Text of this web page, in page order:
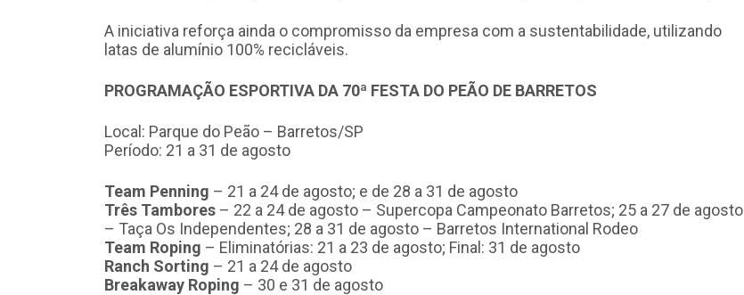
A iniciativa reforça ainda o compromisso da empresa com a sustentabilidade, utilizando
latas de alumínio 100% recicláveis.
PROGRAMAÇÃO ESPORTIVA DA 70ª FESTA DO PEÃO DE BARRETOS
Local: Parque do Peão – Barretos/SP
Período: 21 a 31 de agosto
Team Penning – 21 a 24 de agosto; e de 28 a 31 de agosto
Três Tambores – 22 a 24 de agosto – Supercopa Campeonato Barretos; 25 a 27 de agosto
– Taça Os Independentes; 28 a 31 de agosto – Barretos International Rodeo
Team Roping – Eliminatórias: 21 a 23 de agosto; Final: 31 de agosto
Ranch Sorting – 21 a 24 de agosto
Breakaway Roping – 30 e 31 de agosto